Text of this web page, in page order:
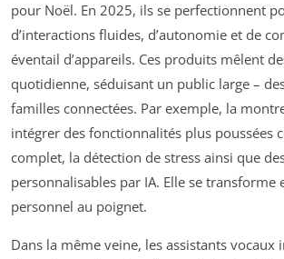
pour Noël. En 2025, ils se perfectionnent
d’interactions fluides, d’autonomie et de
éventail d’appareils. Ces produits mêlent
quotidienne, séduisant un public large –
familles connectées. Par exemple, la
intégrer des fonctionnalités plus poussées
complet, la détection de stress ainsi que
personnalisables par IA. Elle se transforme
personnel au poignet.
Dans la même veine, les assistants vocaux